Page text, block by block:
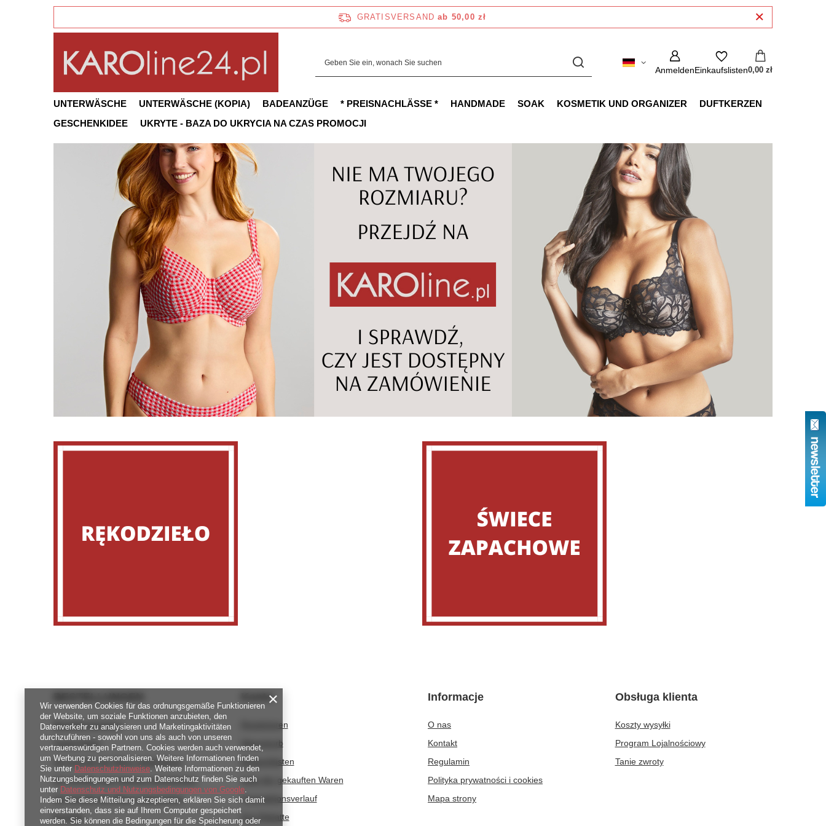
GRATISVERSAND ab 50,00 zł
AnmeldenEinkaufslisten0,00 zł
UNTERWÄSCHE UNTERWÄSCHE (KOPIA) BADEANZÜGE * PREISNACHLÄSSE * HANDMADE SOAK KOSMETIK UND ORGANIZER
DUFTKERZEN
GESCHENKIDEE
UKRYTE - BAZA DO UKRYCIA NA CZAS PROMOCJI
Bestellungsstatus
Track-Paket
Ich möchte die Ware reklamieren
Ich möchte vom Vertrag zurücktreten
Ich möchte die Ware umtauschen
Kontakt
Konto
Registrieren
Warenkorb
Einkaufslisten
Liste der gekauften Waren
Transaktionsverlauf
Ihre Rabatte
Informacje
O nas
Kontakt
Regulamin
Polityka prywatności i cookies
Mapa strony
Obsługa klienta
Koszty wysyłki
Program Lojalnościowy
Tanie zwroty
Wir verwenden Cookies für das ordnungsgemäße Funktionieren
der Website, um soziale Funktionen anzubieten, den
Datenverkehr zu analysieren und Marketingaktivitäten
durchzuführen - sowohl von uns als auch von unseren
vertrauenswürdigen Partnern. Cookies werden auch verwendet,
um Werbung zu personalisieren. Weitere Informationen finden
Sie unter Datenschutzhinweise. Weitere Informationen zu den
Nutzungsbedingungen und zum Datenschutz finden Sie auch
unter Datenschutz und Nutzungsbedingungen von Google.
Indem Sie diese Mitteilung akzeptieren, erklären Sie sich damit
einverstanden, dass sie auf Ihrem Computer gespeichert
werden. Sie können die Bedingungen für die Speicherung oder